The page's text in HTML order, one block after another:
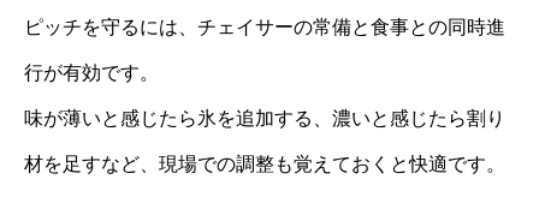
ピッチを守るには、チェイサーの常備と食事との同時進
行が有効です。
味が薄いと感じたら氷を追加する、濃いと感じたら割り
材を足すなど、現場での調整も覚えておくと快適です。